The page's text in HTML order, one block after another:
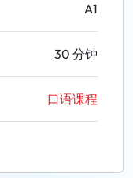
A1
30 分钟
口语课程